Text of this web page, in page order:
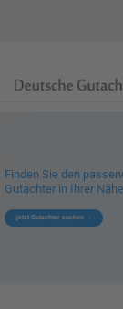
Finden Sie den
Gutachter in Ihrer
jetzt Gutachter suchen